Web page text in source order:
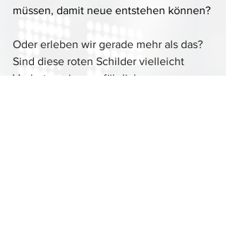
müssen, damit neue entstehen können?
Oder erleben wir gerade mehr als das?
Sind diese roten Schilder vielleicht
Vorboten einer gefährlichen